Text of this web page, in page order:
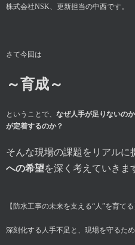
株式会社NSK、更新担当の中西です。
さて今回は
～育成～
ということで、 なぜ人手が足りないの
が定着するのか？
そんな現場の課題をリアルに
への希望を深く考えていきま
【防水工事の未来を支える“人”を育てる
深刻化する人手不足と、現場を守るた